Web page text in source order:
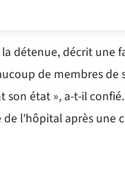
détenue, décrit
de membres
état », a-t-il
l’hôpital après une